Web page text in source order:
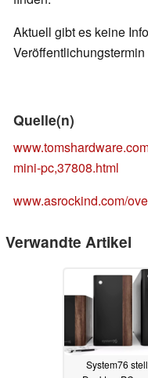
Aktuell gibt es keine
Quelle(n)
mini-pc,37808.html
www.asrockind.com/
Verwandte Artikel
System76